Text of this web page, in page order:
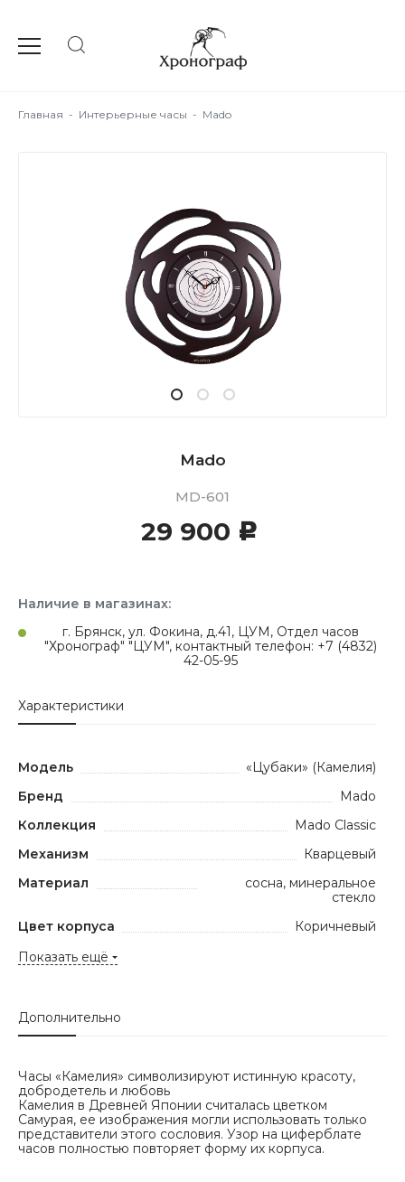
Главная - Интерьерные часы - Mado
Mado
MD-601
29 900 c
Наличие в магазинах:
г. Брянск, ул. Фокина, д.41, ЦУМ, Отдел часов
"Хронограф" "ЦУМ", контактный телефон: +7 (4832)
42-05-95
Характеристики
Модель
«Цубаки» (Камелия)
Бренд
Mado
Коллекция
Mado Classic
Механизм
Кварцевый
Материал
сосна, минеральное
стекло
Цвет корпуса
Коричневый
Показать ещё
Дополнительно
Часы «Камелия» символизируют истинную красоту,
добродетель и любовь
Камелия в Древней Японии считалась цветком
Самурая, ее изображения могли использовать только
представители этого сословия. Узор на циферблате
часов полностью повторяет форму их корпуса.